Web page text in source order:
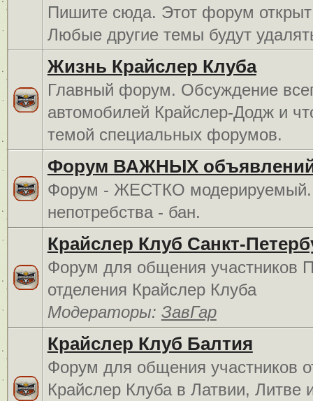
Пишите сюда. Этот форум открыт
Любые другие темы будут
Жизнь Крайслер Клуба
Главный форум. Обсуждение
автомобилей Крайслер-Додж и
темой специальных форумов.
Форум ВАЖНЫХ
Форум - ЖЕСТКО
непотребства - бан.
Крайслер Клуб Санкт-
Форум для общения участников
отделения Крайслер Клуба
Модераторы: ЗавГар
Крайслер Клуб Балтия
Форум для общения участников
Крайслер Клуба в Латвии, Литве